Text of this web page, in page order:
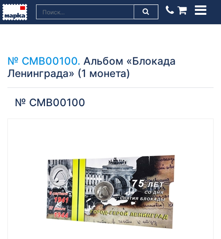
№ СМВ00100. Альбом «Блокада
Ленинграда» (1 монета)
№ СМВ00100